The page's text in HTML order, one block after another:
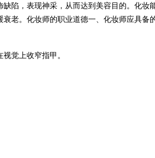
陷，表现神采，从而达到美容目的。化妆
老。化妆师的职业道德一、化妆师应具备
觉上收窄指甲。